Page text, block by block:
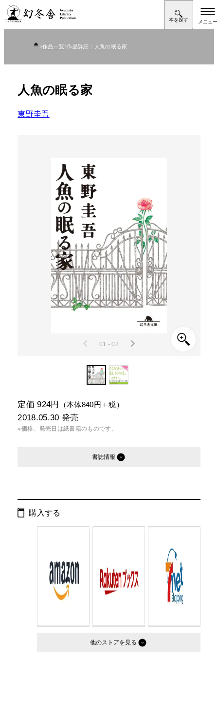
作品一覧 作品詳細：人魚の眠る家
人魚の眠る家
東野圭吾
01 - 02
定価 924円 （本体840円＋税）
2018.05.30 発売
※価格、発売日は紙書籍のものです。
書誌情報
ISBN： 9784344427303
判型：
購入する
他のストア